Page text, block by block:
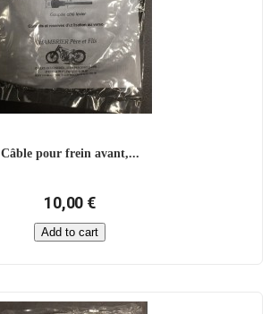
Câble pour frein avant,...
10,00 €
Add to cart